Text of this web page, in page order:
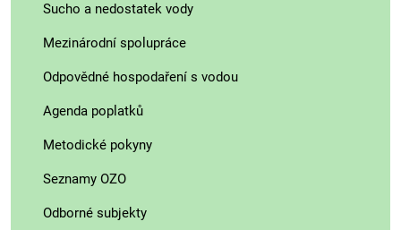
Sucho a nedostatek vody
Mezinárodní spolupráce
Odpovědné hospodaření s vodou
Agenda poplatků
Metodické pokyny
Seznamy OZO
Odborné subjekty